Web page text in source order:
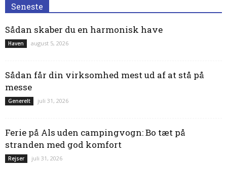
Seneste
Sådan skaber du en harmonisk have
Haven august 5, 2026
Sådan får din virksomhed mest ud af at stå på
messe
Generelt juli 31, 2026
Ferie på Als uden campingvogn: Bo tæt på
stranden med god komfort
Rejser juli 31, 2026